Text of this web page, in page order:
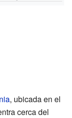
, ubicada en el
cerca del